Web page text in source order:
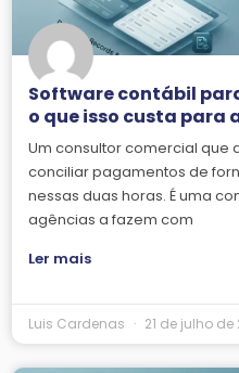
Software contábil
o que isso custa para
Um consultor comercial que
conciliar pagamentos de
nessas duas horas. É uma
agências a fazem com
Ler mais
Luis Cardenas 21 de julho de